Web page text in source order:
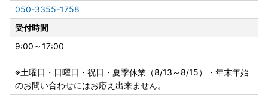
す。
・配送業者の指定はいたしかねます。また返礼品によって異
なります。
・事前に出荷日のご案内は行っておりません。また、ご要望
・返礼品をお届けする際の配送伝票について、ご依頼主には
ご寄附者様のお名前が入ります。変更はいたしかねますので
050-3355-1758
受付時間
9:00～17:00
※土曜日・日曜日・祝日・夏季休業（8/13～8/15）・年末年始
のお問い合わせにはお応え出来ません。